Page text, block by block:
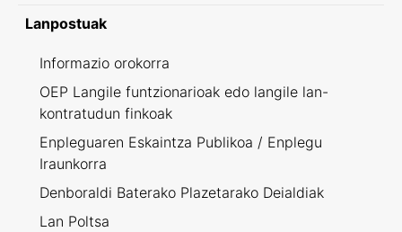
Lanpostuak
Informazio orokorra
OEP Langile funtzionarioak edo langile lan-
kontratudun finkoak
Enpleguaren Eskaintza Publikoa / Enplegu
Iraunkorra
Denboraldi Baterako Plazetarako Deialdiak
Lan Poltsa